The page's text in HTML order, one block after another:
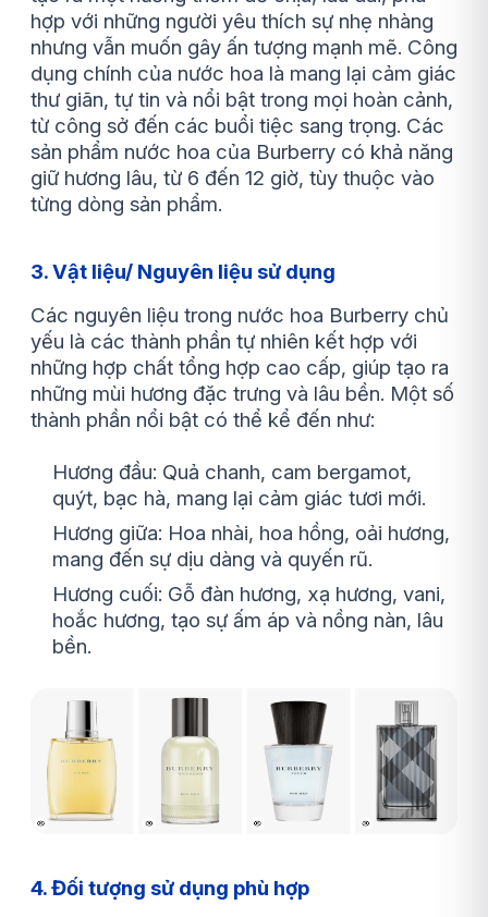
hợp với những người yêu thích sự nhẹ nhàng
nhưng vẫn muốn gây ấn tượng mạnh mẽ. Công
dụng chính của nước hoa là mang lại cảm giác
thư giãn, tự tin và nổi bật trong mọi hoàn cảnh,
từ công sở đến các buổi tiệc sang trọng. Các
sản phẩm nước hoa của Burberry có khả năng
giữ hương lâu, từ 6 đến 12 giờ, tùy thuộc vào
từng dòng sản phẩm.
3. Vật liệu/ Nguyên liệu sử dụng
Các nguyên liệu trong nước hoa Burberry chủ
yếu là các thành phần tự nhiên kết hợp với
những hợp chất tổng hợp cao cấp, giúp tạo ra
những mùi hương đặc trưng và lâu bền. Một số
thành phần nổi bật có thể kể đến như:
Hương đầu: Quả chanh, cam bergamot,
quýt, bạc hà, mang lại cảm giác tươi mới.
Hương giữa: Hoa nhài, hoa hồng, oải hương,
mang đến sự dịu dàng và quyến rũ.
Hương cuối: Gỗ đàn hương, xạ hương, vani,
hoắc hương, tạo sự ấm áp và nồng nàn, lâu
bền.
4. Đối tượng sử dụng phù hợp